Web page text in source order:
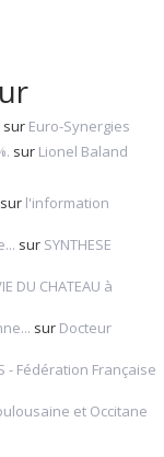
sur Euro-Synergies
sur Lionel Baland
sur l'information
sur SYNTHESE
DU CHATEAU à
sur Docteur
- Fédération Française
et Occitane